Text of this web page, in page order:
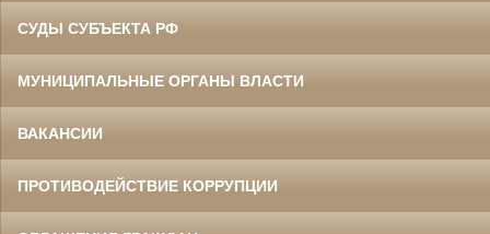
СУДЫ СУБЪЕКТА РФ
МУНИЦИПАЛЬНЫЕ ОРГАНЫ ВЛАСТИ
ВАКАНСИИ
ПРОТИВОДЕЙСТВИЕ КОРРУПЦИИ